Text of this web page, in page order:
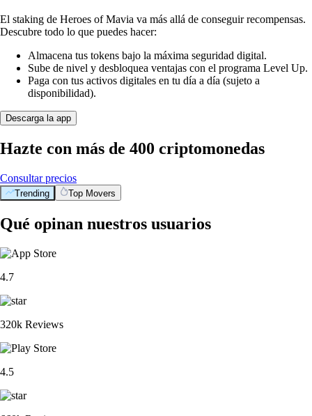
El staking de Heroes of Mavia va más allá de conseguir recompensas.
Descubre todo lo que puedes hacer:
Almacena tus tokens bajo la máxima seguridad digital.
Sube de nivel y desbloquea ventajas con el programa Level Up.
Paga con tus activos digitales en tu día a día (sujeto a
disponibilidad).
Descarga la app
Hazte con más de 400 criptomonedas
Consultar precios
Trending Top Movers
Qué opinan nuestros usuarios
4.7
320k Reviews
4.5